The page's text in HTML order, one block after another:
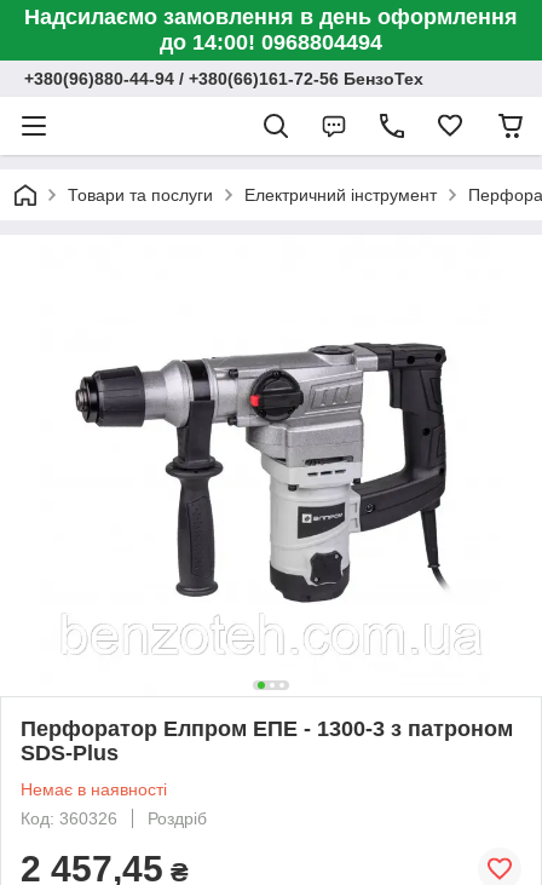
Надсилаємо замовлення в день оформлення
до 14:00! 0968804494
+380(96)880-44-94 / +380(66)161-72-56 БензоТех
Товари та послуги Електричний інструмент
Перфоратор Елпром ЕПЕ - 1300-3 з патроном
SDS-Plus
Немає в наявності
Код: 360326
Роздріб
2 457,45 ₴